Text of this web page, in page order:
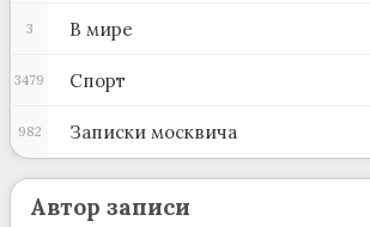
В мире
3
Спорт
3479
Записки москвича
982
Автор записи